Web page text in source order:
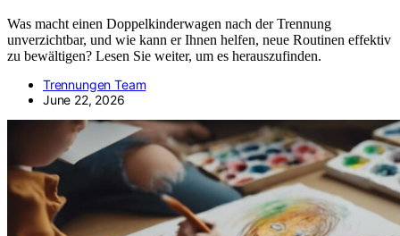
Was macht einen Doppelkinderwagen nach der Trennung
unverzichtbar, und wie kann er Ihnen helfen, neue Routinen effektiv
zu bewältigen? Lesen Sie weiter, um es herauszufinden.
Trennungen Team
June 22, 2026